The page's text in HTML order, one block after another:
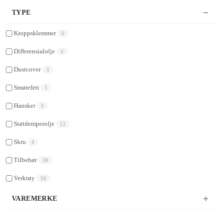
TYPE
Kroppsklemmer 6
Differensialolje 4
Dustcover 3
Smørefett 1
Hansker 3
Støtdemperolje 12
Skru 4
Tilbehør 18
Verktøy 16
VAREMERKE